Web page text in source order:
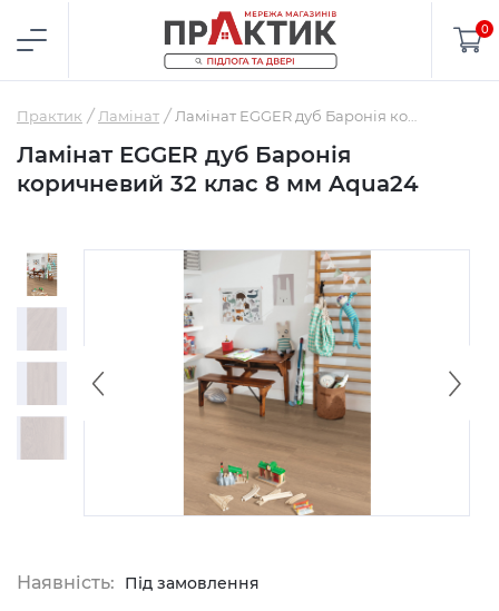
0
Практик Ламінат
Ламінат EGGER дуб Баронія
коричневий 32 клас 8 мм Aqua24
Наявність: Під замовлення